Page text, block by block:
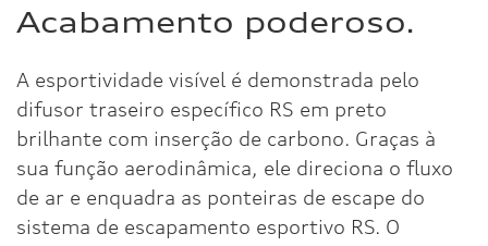
Acabamento poderoso.
A esportividade visível é demonstrada pelo
difusor traseiro específico RS em preto
brilhante com inserção de carbono. Graças à
sua função aerodinâmica, ele direciona o fluxo
de ar e enquadra as ponteiras de escape do
sistema de escapamento esportivo RS. O